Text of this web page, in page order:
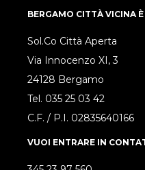
BERGAMO CITTÀ VICINA
Sol.Co Città Aperta
Via Innocenzo XI, 3
24128 Bergamo
Tel. 035 25 03 42
C.F. / P.I. 02835640166
VUOI ENTRARE IN